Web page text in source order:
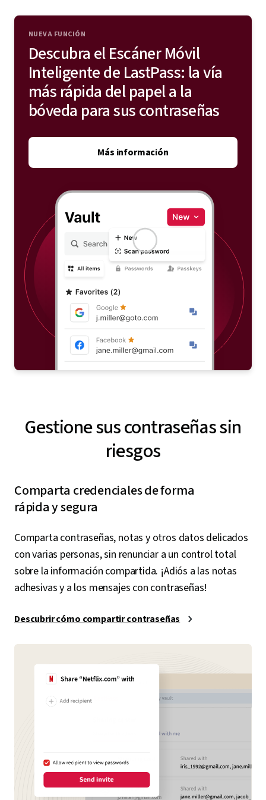
completar automáticamente la información al pasar
por caja y rellenar formularios.
Explorar la bóveda de contraseñas
NUEVA FUNCIÓN
Descubra el Escáner Móvil
Inteligente de LastPass: la vía
más rápida del papel a la
bóveda para sus contraseñas
Más información
Gestione sus contraseñas sin
riesgos
Comparta credenciales de forma
rápida y segura
Comparta contraseñas, notas y otros datos delicados
con varias personas, sin renunciar a un control total
sobre la información compartida. ¡Adiós a las notas
adhesivas y a los mensajes con contraseñas!
Descubrir cómo compartir contraseñas